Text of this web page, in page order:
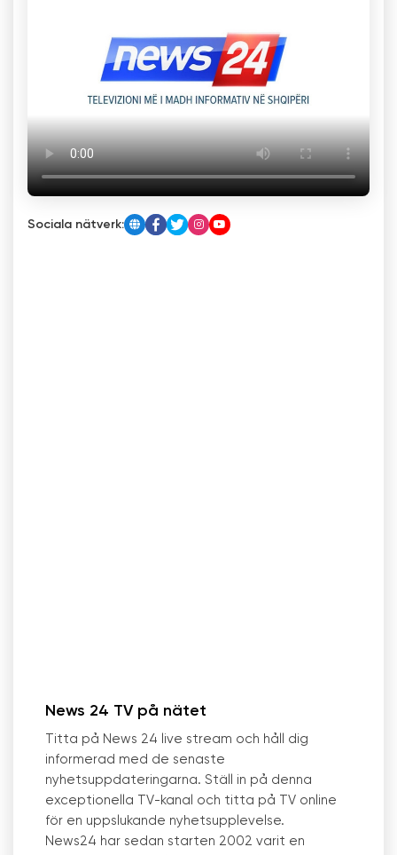
Sociala nätverk:
News 24 TV på nätet
Titta på News 24 live stream och håll dig
informerad med de senaste
nyhetsuppdateringarna. Ställ in på denna
exceptionella TV-kanal och titta på TV online
för en uppslukande nyhetsupplevelse.
News24 har sedan starten 2002 varit en